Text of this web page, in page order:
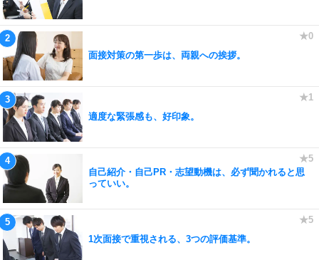
面接対策の第一歩は、両親への挨拶。
適度な緊張感も、好印象。
自己紹介・自己PR・志望動機は、必ず聞かれると思
っていい。
1次面接で重視される、3つの評価基準。